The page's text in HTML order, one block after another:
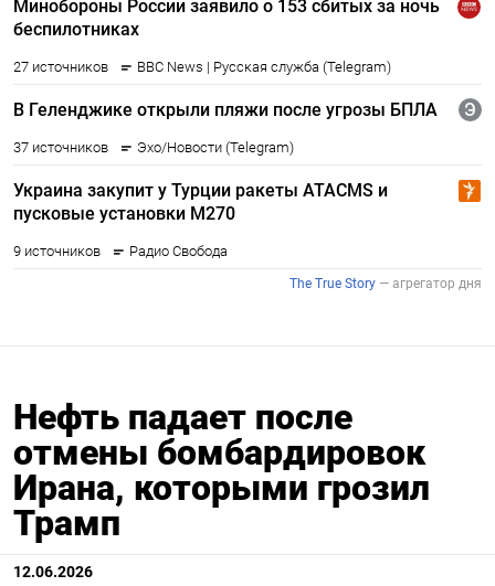
Нефть падает после
отмены бомбардировок
Ирана, которыми грозил
Трамп
12.06.2026